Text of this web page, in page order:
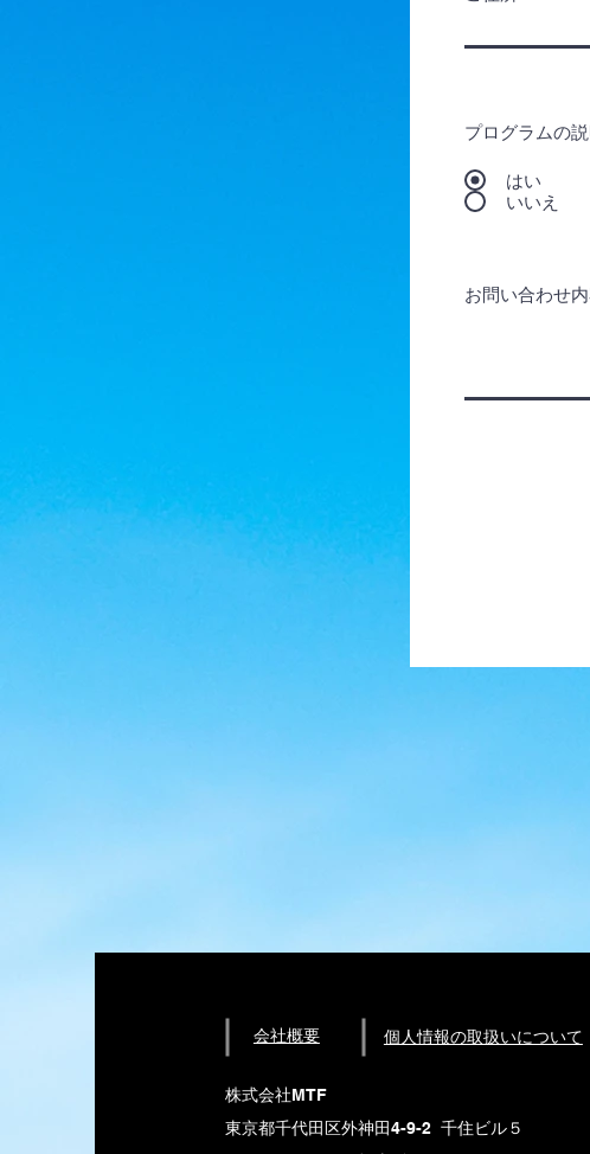
プログラムの
はい
いいえ
お問い合わせ
会社概要 ​個人情報の取扱いについて
株式会社MTF
東京都千代田区外神田4-9-2 千住ビル５